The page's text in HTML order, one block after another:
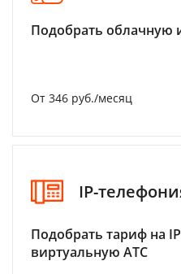
Подобрать облачную
От 346 руб./месяц
IP-
Подобрать тариф на
виртуальную АТС